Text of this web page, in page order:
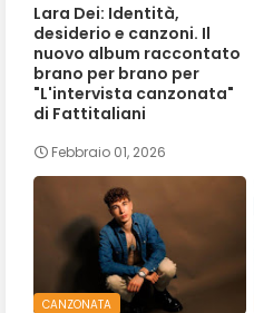
Lara Dei: Identità,
desiderio e canzoni. Il
nuovo album raccontato
brano per brano per
"L'intervista canzonata"
di Fattitaliani
Febbraio 01, 2026
CANZONATA